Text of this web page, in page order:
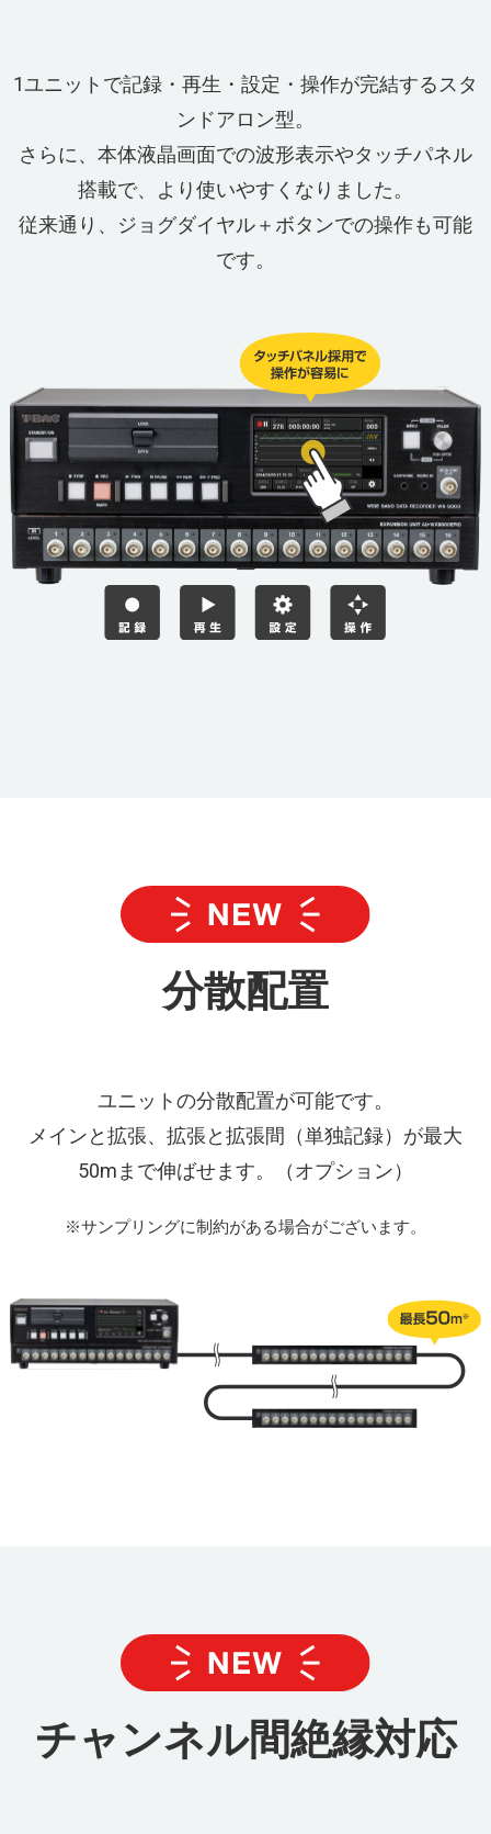
1ユニットで記録・再⽣・設定・操作が完結するスタ
ンドアロン型。
さらに、本体液晶画⾯での波形表⽰やタッチパネル
搭載で、より使いやすくなりました。
従来通り、ジョグダイヤル＋ボタンでの操作も可能
です。
分散配置
ユニットの分散配置が可能です。
メインと拡張、拡張と拡張間（単独記録）が最⼤
50mまで伸ばせます。（オプション）
※サンプリングに制約がある場合がございます。
チャンネル間絶縁対応